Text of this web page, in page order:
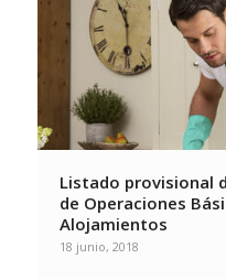
Listado provisional
de Operaciones
Alojamientos
18 junio, 2018